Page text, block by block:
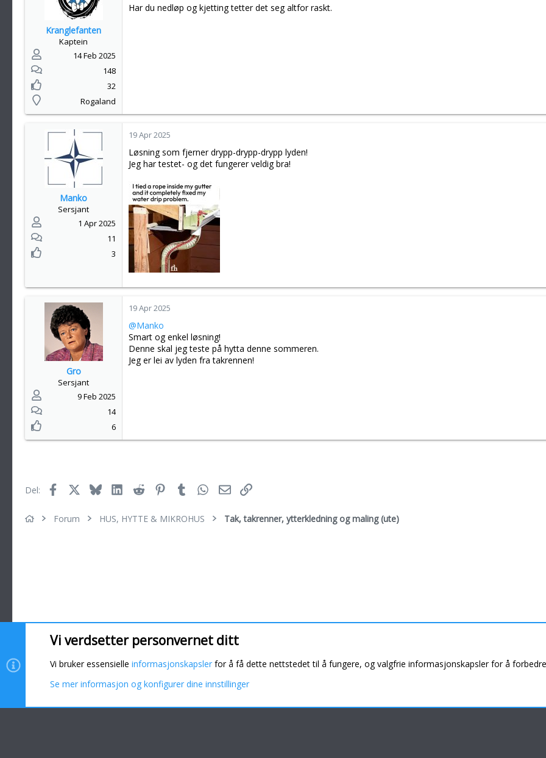
Kranglefanten
Kaptein
14 Feb 2025
148
32
Rogaland
Har du nedløp og kjetting tetter det seg altfor raskt.
Manko
Sersjant
1 Apr 2025
11
3
19 Apr 2025
Løsning som fjerner drypp-drypp-drypp lyden!
Jeg har testet- og det fungerer veldig bra!
Gro
Sersjant
9 Feb 2025
14
6
19 Apr 2025
@Manko
Smart og enkel løsning!
Denne skal jeg teste på hytta denne sommeren.
Jeg er lei av lyden fra takrennen!
Del: Facebook Bluesky LinkedInReddit PinterestTumblr WhatsApp
E-postLink
Forum HUS, HYTTE & MIKROHUS Tak, takrenner, ytterkledning og maling (ute)
Vi verdsetter personvernet ditt
Vi bruker essensielle informasjonskapsler for å få dette nettstedet til å fungere, og valgfrie informasjonskapsler for å
Se mer informasjon og konfigurer dine innstillinger